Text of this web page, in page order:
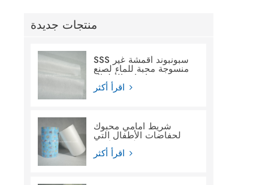
منتجات جديدة
SSS سبونبوند أقمشة غير
منسوجة محبة للماء لصنع
حفاضات الأطفال
شريط أمامي محبوك
لحفاضات الأطفال التي
تستخدم لمرة واحدة